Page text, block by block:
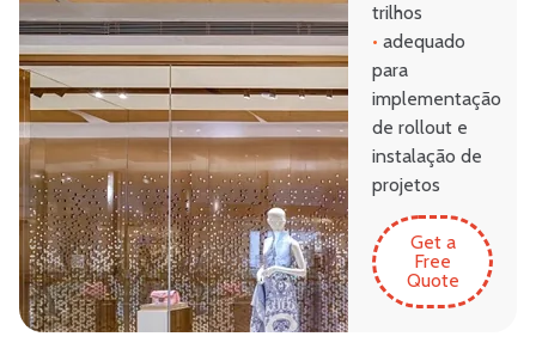
trilhos
• adequado
para
implementação
de rollout e
instalação de
projetos
Get a
Free
Quote